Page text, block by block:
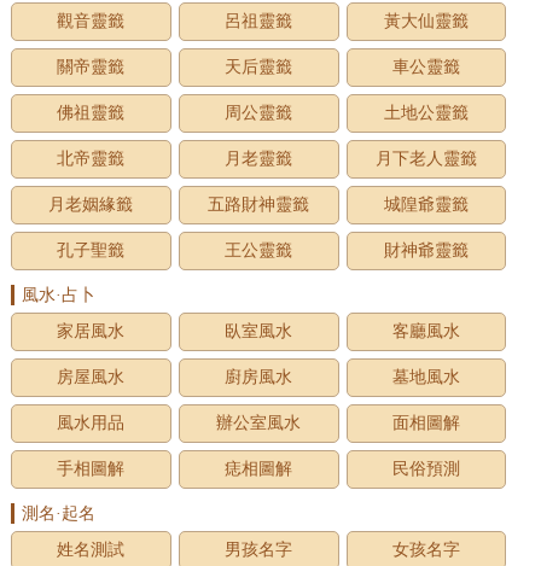
觀音靈籤
呂祖靈籤 黃大仙靈籤
關帝靈籤 天后靈籤 車公靈籤
佛祖靈籤 周公靈籤 土地公靈籤
北帝靈籤 月老靈籤 月下老人靈籤
月老姻緣籤 五路財神靈籤 城隍爺靈籤
孔子聖籤 王公靈籤 財神爺靈籤
風水·占卜
家居風水
臥室風水 客廳風水
房屋風水 廚房風水 墓地風水
風水用品 辦公室風水 面相圖解
手相圖解 痣相圖解 民俗預測
測名·起名
姓名測試
男孩名字 女孩名字